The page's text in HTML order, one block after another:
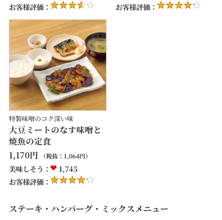
お客様評価：
お客様評価：
特製味噌のコク深い味
大豆ミートのなす味噌と
焼魚の定食
1,170円 （税抜： 1,064円）
美味しそう：
1,745
お客様評価：
ステーキ・ハンバーグ・ミックスメニュー